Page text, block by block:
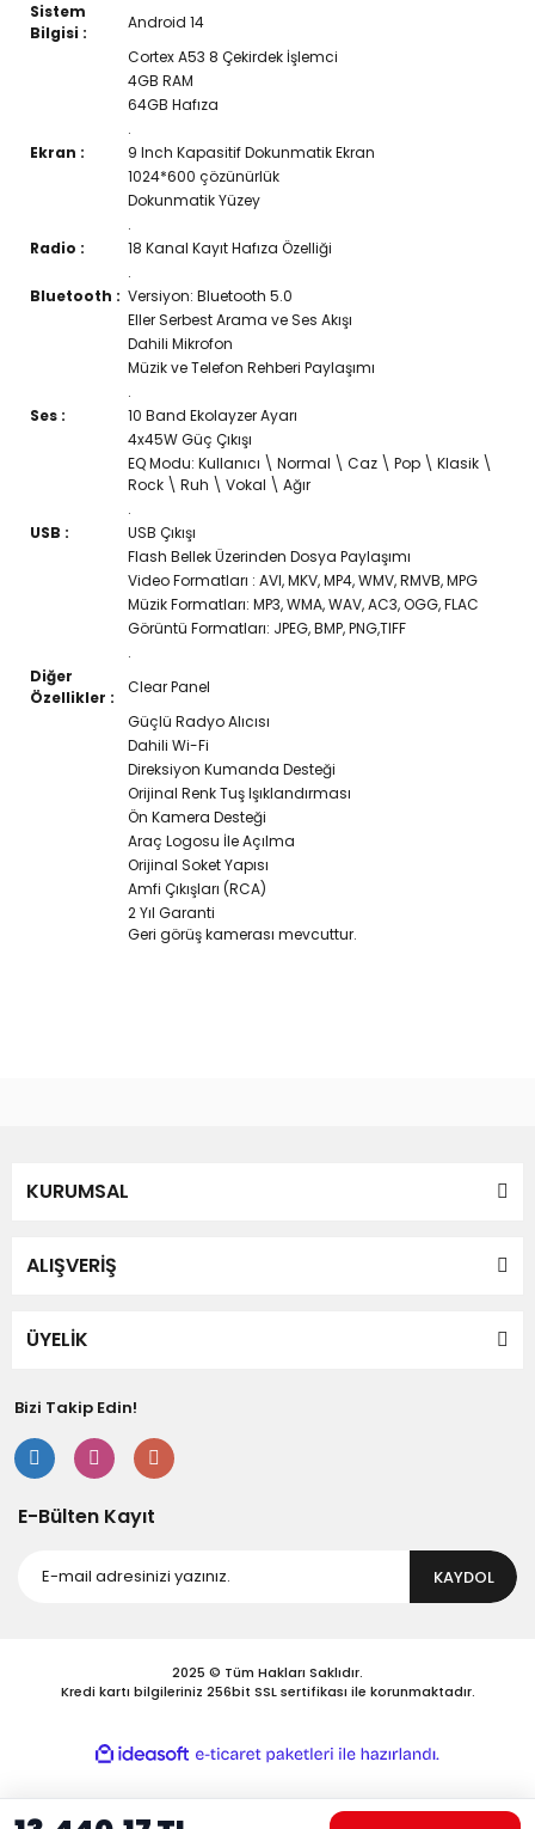
Sistem
Bilgisi :
Android 14
Cortex A53 8 Çekirdek İşlemci
4GB RAM
64GB Hafıza
.
Ekran :
9 Inch Kapasitif Dokunmatik Ekran
1024*600 çözünürlük
Dokunmatik Yüzey
.
Radio :
18 Kanal Kayıt Hafıza Özelliği
.
Bluetooth : Versiyon: Bluetooth 5.0
Eller Serbest Arama ve Ses Akışı
Dahili Mikrofon
Müzik ve Telefon Rehberi Paylaşımı
.
Ses :
10 Band Ekolayzer Ayarı
4x45W Güç Çıkışı
EQ Modu: Kullanıcı \ Normal \ Caz \ Pop \ Klasik \
Rock \ Ruh \ Vokal \ Ağır
.
USB :
USB Çıkışı
Flash Bellek Üzerinden Dosya Paylaşımı
Video Formatları : AVI, MKV, MP4, WMV, RMVB, MPG
Müzik Formatları: MP3, WMA, WAV, AC3, OGG, FLAC
Görüntü Formatları: JPEG, BMP, PNG,TIFF
.
Diğer
Özellikler :
Clear Panel
Güçlü Radyo Alıcısı
Dahili Wi-Fi
Direksiyon Kumanda Desteği
Orijinal Renk Tuş Işıklandırması
Ön Kamera Desteği
Araç Logosu İle Açılma
Orijinal Soket Yapısı
Amfi Çıkışları (RCA)
2 Yıl Garanti
Geri görüş kamerası mevcuttur.
Ürün resmi kalitesiz, bozuk veya görüntülenemiyor.
Ürün bilgilerinde hatalar bulunuyor.
Bu ürüne benzer farklı alternatifler olmalı.
KURUMSAL
ALIŞVERİŞ
ÜYELİK
Bizi Takip Edin!
E-Bülten Kayıt
KAYDOL
2025 © Tüm Hakları Saklıdır.
Kredi kartı bilgileriniz 256bit SSL sertifikası ile korunmaktadır.
ideasoft
e-
paketleri